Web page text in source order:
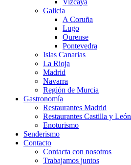
Galicia
A Coruña
Lugo
Ourense
Pontevedra
Islas Canarias
La Rioja
Madrid
Navarra
Región de Murcia
Gastronomía
Restaurantes Madrid
Restaurantes Castilla y León
Enoturismo
Senderismo
Contacto
Contacta con nosotros
Trabajamos juntos